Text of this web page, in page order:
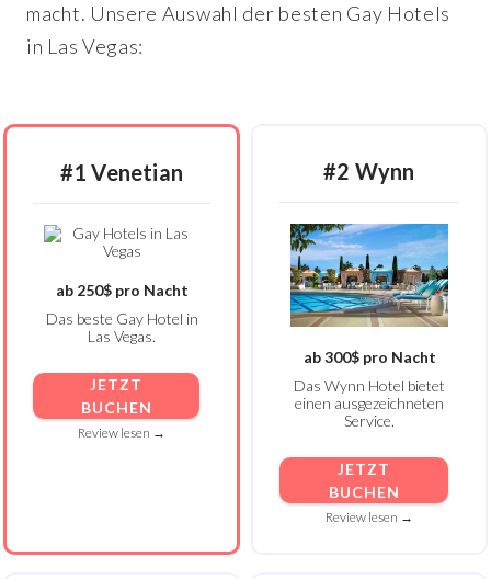
macht. Unsere Auswahl der besten Gay Hotels
in Las Vegas:
#1 Venetian
ab 250$ pro Nacht
Das beste Gay Hotel in
Las Vegas.
JETZT
BUCHEN
Review lesen →
#2 Wynn
ab 300$ pro Nacht
Das Wynn Hotel bietet
einen ausgezeichneten
Service.
JETZT
BUCHEN
Review lesen →